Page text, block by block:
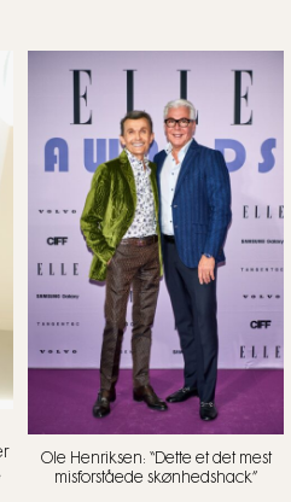
Ole Henriksen: “Dette et det mest
misforståede skønhedshack”